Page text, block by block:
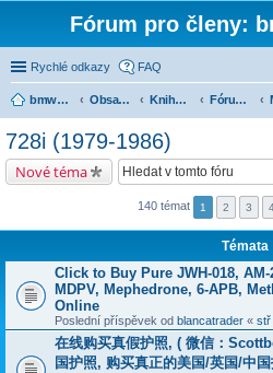
Fórum pro členy:
Rychlé odkazy FAQ
bmw7er-club.cz Obsah fóra Knihovna Fórum 7er
728i (1979-1986)
Nové téma
140 témat 1 2 3
Témata
Click to Buy Pure JWH-018,
MDPV, Mephedrone, 6-APB,
Online
Poslední příspěvek od blancatrader « stř
在线购买真假护照, ( 微信：
国护照, 购买真正的美国/英国/中